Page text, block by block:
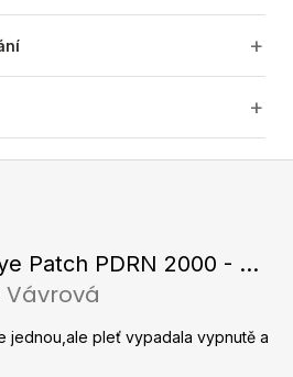
VELLA Eye Patch PDRN 2000 - Tající hydrogelové náplasti pod oči s PDRN 72 g / 60 ks
je 5 z 5 hvězdiček.
Vávrová
jednou,ale pleť vypadala vypnutě a